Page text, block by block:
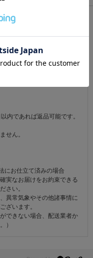
人は
ています
内であれば返品可能です。
せん。
にお仕立て済みの場合
実なお届けをお約束できる
さい。
異常気象やその他諸事情に
ざいます。
できない場合、配送業者か
）